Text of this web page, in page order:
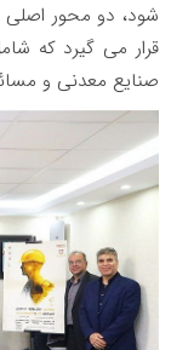
شود، دو محور
قرار می گیرد که
صنایع معدنی و